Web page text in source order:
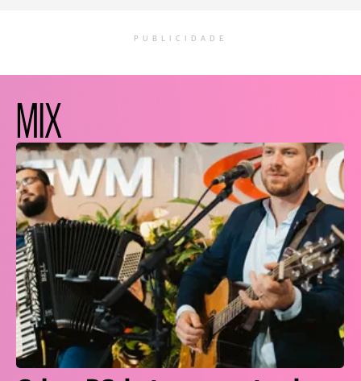
PUBLICIDADE
MIX